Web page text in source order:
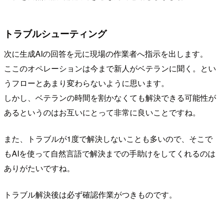
トラブルシューティング
次に生成AIの回答を元に現場の作業者へ指示を出します。
ここのオペレーションは今まで新人がベテランに聞く。とい
うフローとあまり変わらないように思います。
しかし、ベテランの時間を割かなくても解決できる可能性が
あるというのはお互いにとって非常に良いことですね。
また、トラブルが1度で解決しないことも多いので、そこで
もAIを使って自然言語で解決までの手助けをしてくれるのは
ありがたいですね。
トラブル解決後は必ず確認作業がつきものです。